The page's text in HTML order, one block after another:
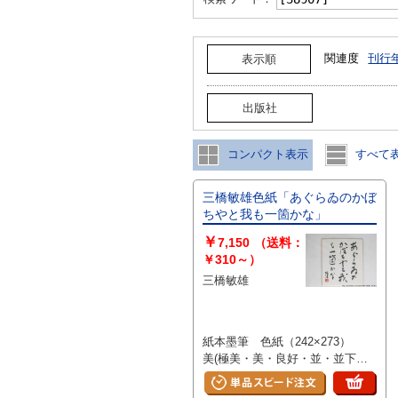
表示順 関連度 刊行
出版社
コンパクト表示 すべて
三橋敏雄色紙「あぐらゐのかぼ
ちやと我も一箇かな」
￥7,150
（送料：
￥310～）
三橋敏雄
紙本墨筆 色紙（242×273）
美(極美・美・良好・並・並下・
難) 書影の二枚目以降は当店サイ
トからご確認いただけます→